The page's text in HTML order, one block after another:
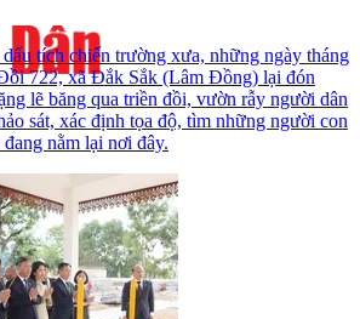
tích chiến trường xưa, những ngày tháng
722, xã Đắk Sắk (Lâm Đồng) lại đón
lẽ băng qua triền đồi, vườn rẫy người dân
sát, xác định tọa độ, tìm những người con
nằm lại nơi đây.